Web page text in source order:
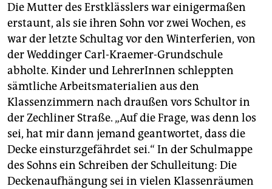
unterstützen
abo
genossenschaft
epaper login
Die Mutter des Erstklässlers war einigermaßen
erstaunt, als sie ihren Sohn vor zwei Wochen, es
war der letzte Schultag vor den Winterferien, von
der Weddinger Carl-Kraemer-Grundschule
abholte. Kinder und LehrerInnen schleppten
sämtliche Arbeitsmaterialien aus den
Klassenzimmern nach draußen vors Schultor in
der Zechliner Straße. „Auf die Frage, was denn los
sei, hat mir dann jemand geantwortet, dass die
Decke einsturzgefährdet sei.“ In der Schulmappe
des Sohns ein Schreiben der Schulleitung: Die
Deckenaufhängung sei in vielen Klassenräumen